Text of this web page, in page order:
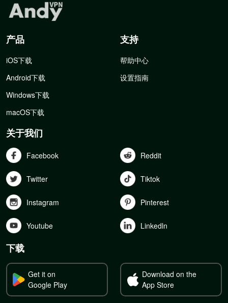
产品
iOS下载
Android下载
Windows下载
macOS下载
支持
帮助中心
设置指南
关于我们
Facebook Reddit
Twitter Tiktok
Instagram Pinterest
Youtube Linkedln
下载
Get it on
Google Play
Download on the
App Store